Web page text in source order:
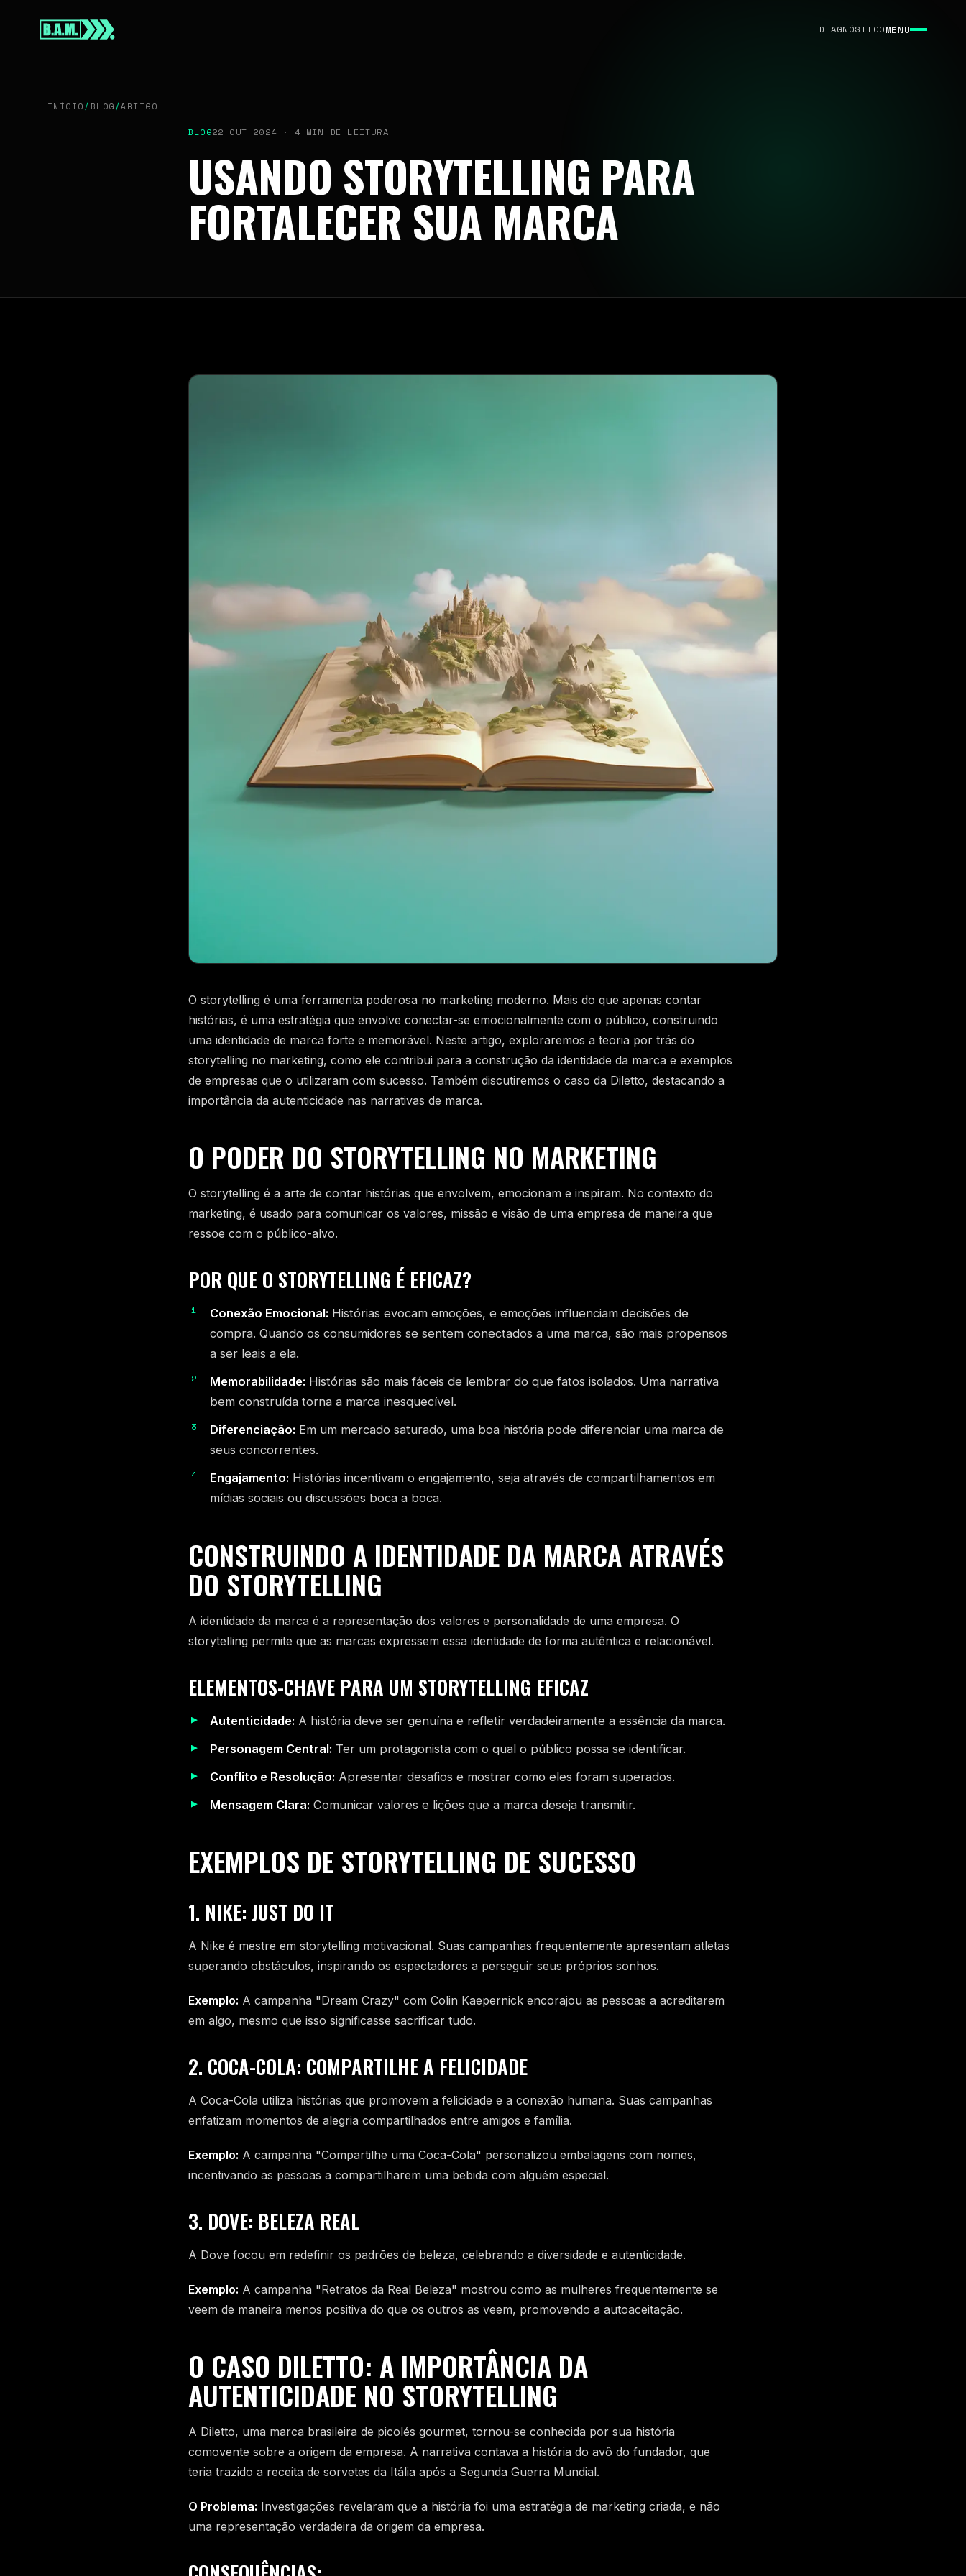
DIAGNÓSTICOMENU
INÍCIO
SOBRE
SERVIÇOS
CONTATO
11 9 7625-9165
São Paulo / BR
SIGA A BAM
INÍCIO/BLOG/ARTIGO
BLOG22 OUT 2024 · 4 MIN DE LEITURA
USANDO STORYTELLING PARA
FORTALECER SUA MARCA
O storytelling é uma ferramenta poderosa no marketing moderno. Mais do que apenas contar
histórias, é uma estratégia que envolve conectar-se emocionalmente com o público, construindo
uma identidade de marca forte e memorável. Neste artigo, exploraremos a teoria por trás do
storytelling no marketing, como ele contribui para a construção da identidade da marca e exemplos
de empresas que o utilizaram com sucesso. Também discutiremos o caso da Diletto, destacando a
importância da autenticidade nas narrativas de marca.
O PODER DO STORYTELLING NO MARKETING
O storytelling é a arte de contar histórias que envolvem, emocionam e inspiram. No contexto do
marketing, é usado para comunicar os valores, missão e visão de uma empresa de maneira que
ressoe com o público-alvo.
POR QUE O STORYTELLING É EFICAZ?
Conexão Emocional: Histórias evocam emoções, e emoções influenciam decisões de
compra. Quando os consumidores se sentem conectados a uma marca, são mais propensos
a ser leais a ela.
Memorabilidade: Histórias são mais fáceis de lembrar do que fatos isolados. Uma narrativa
bem construída torna a marca inesquecível.
Diferenciação: Em um mercado saturado, uma boa história pode diferenciar uma marca de
seus concorrentes.
Engajamento: Histórias incentivam o engajamento, seja através de compartilhamentos em
mídias sociais ou discussões boca a boca.
CONSTRUINDO A IDENTIDADE DA MARCA ATRAVÉS
DO STORYTELLING
A identidade da marca é a representação dos valores e personalidade de uma empresa. O
storytelling permite que as marcas expressem essa identidade de forma autêntica e relacionável.
ELEMENTOS-CHAVE PARA UM STORYTELLING EFICAZ
Autenticidade: A história deve ser genuína e refletir verdadeiramente a essência da marca.
Personagem Central: Ter um protagonista com o qual o público possa se identificar.
Conflito e Resolução: Apresentar desafios e mostrar como eles foram superados.
Mensagem Clara: Comunicar valores e lições que a marca deseja transmitir.
EXEMPLOS DE STORYTELLING DE SUCESSO
1. NIKE: JUST DO IT
A Nike é mestre em storytelling motivacional. Suas campanhas frequentemente apresentam atletas
superando obstáculos, inspirando os espectadores a perseguir seus próprios sonhos.
Exemplo: A campanha "Dream Crazy" com Colin Kaepernick encorajou as pessoas a acreditarem
em algo, mesmo que isso significasse sacrificar tudo.
2. COCA-COLA: COMPARTILHE A FELICIDADE
A Coca-Cola utiliza histórias que promovem a felicidade e a conexão humana. Suas campanhas
enfatizam momentos de alegria compartilhados entre amigos e família.
Exemplo: A campanha "Compartilhe uma Coca-Cola" personalizou embalagens com nomes,
incentivando as pessoas a compartilharem uma bebida com alguém especial.
3. DOVE: BELEZA REAL
A Dove focou em redefinir os padrões de beleza, celebrando a diversidade e autenticidade.
Exemplo: A campanha "Retratos da Real Beleza" mostrou como as mulheres frequentemente se
veem de maneira menos positiva do que os outros as veem, promovendo a autoaceitação.
O CASO DILETTO: A IMPORTÂNCIA DA
AUTENTICIDADE NO STORYTELLING
A Diletto, uma marca brasileira de picolés gourmet, tornou-se conhecida por sua história
comovente sobre a origem da empresa. A narrativa contava a história do avô do fundador, que
teria trazido a receita de sorvetes da Itália após a Segunda Guerra Mundial.
O Problema: Investigações revelaram que a história foi uma estratégia de marketing criada, e não
uma representação verdadeira da origem da empresa.